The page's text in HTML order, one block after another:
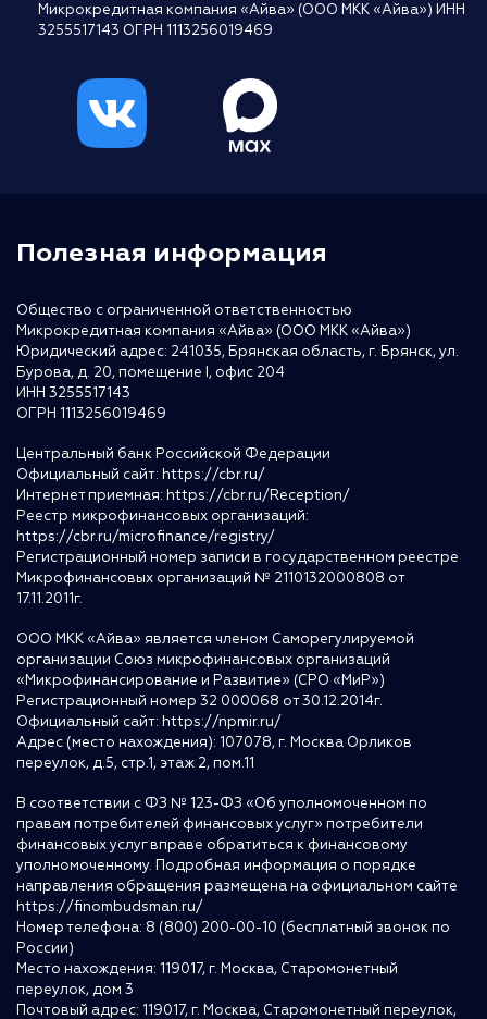
Микрокредитная компания «Айва» (ООО МКК «Айва») ИНН
3255517143 ОГРН 1113256019469
Полезная информация
Общество с ограниченной ответственностью
Микрокредитная компания «Айва» (ООО МКК «Айва»)
Юридический адрес: 241035, Брянская область, г. Брянск, ул.
Бурова, д. 20, помещение I, офис 204
ИНН 3255517143
ОГРН 1113256019469
Центральный банк Российской Федерации
Официальный сайт: https://cbr.ru/
Интернет приемная: https://cbr.ru/Reception/
Реестр микрофинансовых организаций:
https://cbr.ru/microfinance/registry/
Регистрационный номер записи в государственном реестре
Микрофинансовых организаций № 2110132000808 от
17.11.2011г.
ООО МКК «Айва» является членом Саморегулируемой
организации Союз микрофинансовых организаций
«Микрофинансирование и Развитие» (СРО «МиР»)
Регистрационный номер 32 000068 от 30.12.2014г.
Официальный сайт: https://npmir.ru/
Адрес (место нахождения): 107078, г. Москва Орликов
переулок, д.5, стр.1, этаж 2, пом.11
В соответствии с ФЗ № 123-ФЗ «Об уполномоченном по
правам потребителей финансовых услуг» потребители
финансовых услуг вправе обратиться к финансовому
уполномоченному. Подробная информация о порядке
направления обращения размещена на официальном сайте
https://finombudsman.ru/
Номер телефона: 8 (800) 200-00-10 (бесплатный звонок по
России)
Место нахождения: 119017, г. Москва, Старомонетный
переулок, дом 3
Почтовый адрес: 119017, г. Москва, Старомонетный переулок,